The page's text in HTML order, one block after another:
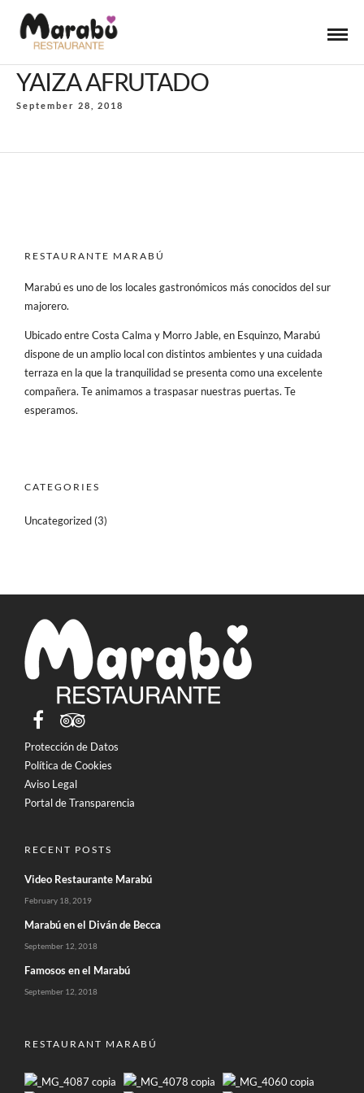
YAIZA AFRUTADO
September 28, 2018
RESTAURANTE MARABÚ
Marabú es uno de los locales gastronómicos más conocidos del sur
majorero.
Ubicado entre Costa Calma y Morro Jable, en Esquinzo, Marabú
dispone de un amplio local con distintos ambientes y una cuidada
terraza en la que la tranquilidad se presenta como una excelente
compañera. Te animamos a traspasar nuestras puertas. Te
esperamos.
CATEGORIES
Uncategorized (3)
Protección de Datos
Política de Cookies
Aviso Legal
Portal de Transparencia
RECENT POSTS
Video Restaurante Marabú
February 18, 2019
Marabú en el Diván de Becca
September 12, 2018
Famosos en el Marabú
September 12, 2018
RESTAURANT MARABÚ